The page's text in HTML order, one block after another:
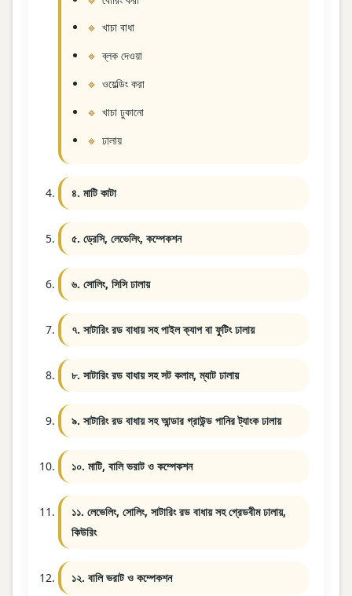
খাচা বাধা
ব্লক দেওয়া
ওয়েল্ডিং করা
খাচা ঢুকানো
ঢালায়
৪. মাটি কাটা
৫. ড্রেসি, লেভেলিং, কম্পেকশন
৬. সোলিং, সিসি ঢালায়
৭. সাটারিং রড বাধায় সহ পাইল ক্যাপ বা ফুটিং ঢালায়
৮. সাটারিং রড বাধায় সহ সট কলাম, ম্যাট ঢালায়
৯. সাটারিং রড বাধায় সহ আন্ডার গ্রাউন্ড পানির ট্যাংক ঢালায়
১০. মাটি, বালি ভরাট ও কম্পেকশন
১১. লেভেলিং, সোলিং, সাটারিং রড বাধায় সহ গ্রেডবীম ঢালায়,
কিউরিং
১২. বালি ভরাট ও কম্পেকশন